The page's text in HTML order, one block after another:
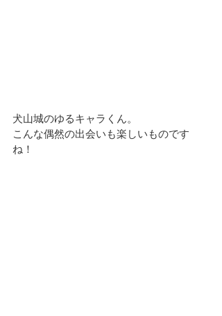
犬山城のゆるキャラくん。
こんな偶然の出会いも楽しいものです
ね！